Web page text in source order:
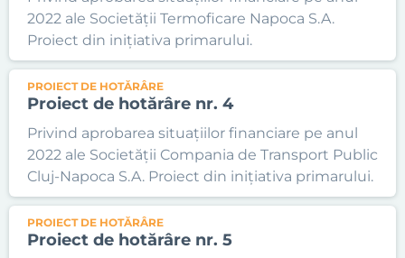
2022 ale Societății Termoficare Napoca S.A.
Proiect din inițiativa primarului.
PROIECT DE HOTĂRÂRE
Proiect de hotărâre nr. 4
Privind aprobarea situațiilor financiare pe anul
2022 ale Societății Compania de Transport Public
Cluj-Napoca S.A. Proiect din inițiativa primarului.
PROIECT DE HOTĂRÂRE
Proiect de hotărâre nr. 5